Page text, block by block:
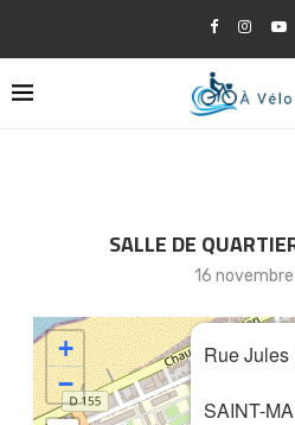
SALLE DE
16
Rue Jules
SAINT-
+
−